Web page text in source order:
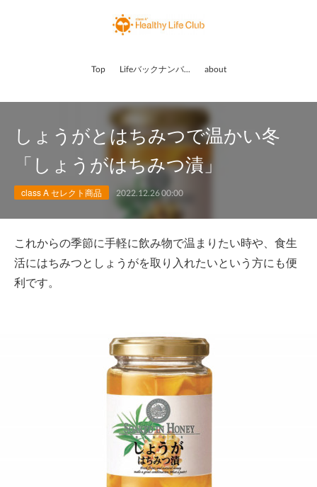
Top Lifeバックナンバー about
しょうがとはちみつで温かい冬
「しょうがはちみつ漬」
class A セレクト商品 2022.12.26 00:00
これからの季節に手軽に飲み物で温まりたい時や、食生
活にはちみつとしょうがを取り入れたいという方にも便
利です。